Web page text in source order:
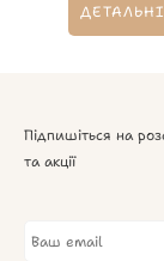
Підпишіться на
та акції